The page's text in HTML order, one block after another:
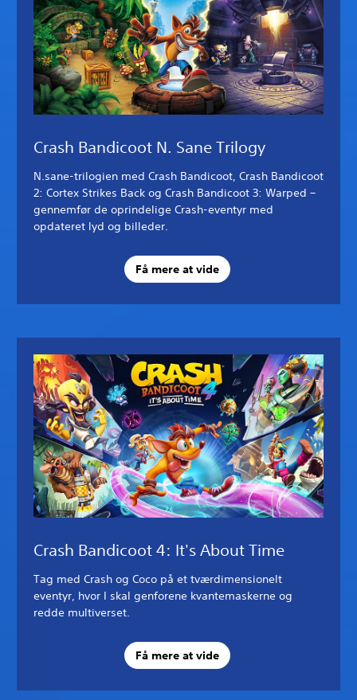
Crash Bandicoot N. Sane Trilogy
N.sane-trilogien med Crash Bandicoot, Crash Bandicoot
2: Cortex Strikes Back og Crash Bandicoot 3: Warped –
gennemfør de oprindelige Crash-eventyr med
opdateret lyd og billeder.
Få mere at vide
Crash Bandicoot 4: It's About Time
Tag med Crash og Coco på et tværdimensionelt
eventyr, hvor I skal genforene kvantemaskerne og
redde multiverset.
Få mere at vide